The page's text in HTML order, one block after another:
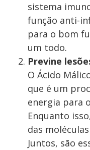
sistema
função anti-
para o bom
um todo.
Previne
O Ácido
que é um
energia para
Enquanto
das
Juntos, são